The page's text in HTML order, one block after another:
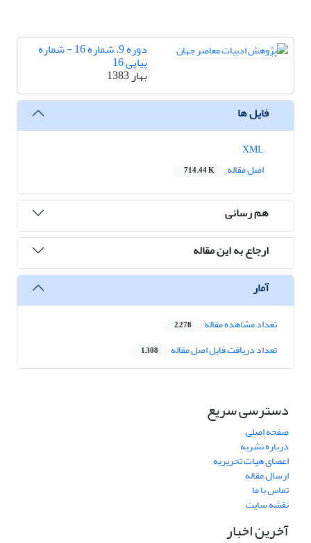
دوره 9، شماره 16 - شماره
پیاپی 16
بهار 1383
فایل ها
اصل مقاله
714.44 K
هم رسانی
ارجاع به این مقاله
آمار
تعداد مشاهده مقاله 2,278
تعداد دریافت فایل اصل مقاله 1,308
دسترسی سریع
صفحه اصلی
درباره نشریه
اعضای هیات تحریریه
ارسال مقاله
تماس با ما
نقشه سایت
آخرین اخبار